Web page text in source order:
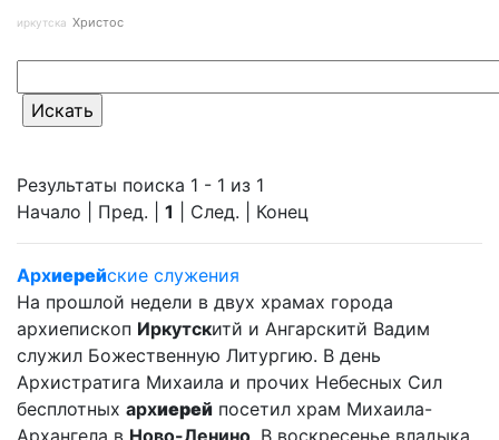
иркутска Христос
Результаты поиска 1 - 1 из 1
Начало | Пред. | 1 | След. | Конец
Архиерейские служения
На прошлой недели в двух храмах города
архиепископ Иркутскитй и Ангарскитй Вадим
служил Божественную Литургию. В день
Архистратига Михаила и прочих Небесных Сил
бесплотных архиерей посетил храм Михаила-
Архангела в Ново-Ленино . В воскресенье владыка